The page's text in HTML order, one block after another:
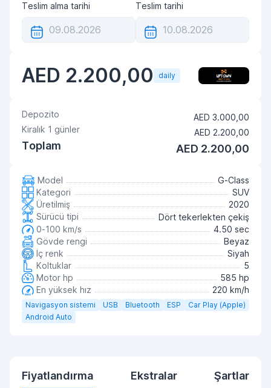
Teslim alma tarihi Teslim tarihi
AED 2.200,00 daily
Depozito
AED 3.000,00
Kiralık 1 günler AED 2.200,00
Toplam AED 2.200,00
Model
G-Class
Kategori
SUV
Üretilmiş
2020
Sürücü tipi
Dört tekerlekten çekiş
0-100 km/s
4.50 sec
Gövde rengi
Beyaz
İç renk
Siyah
Koltuklar
5
Motor hp
585 hp
En yüksek hız
220 km/h
Navigasyon sistemi USB Bluetooth ESP
Car Play (Apple)
Android Auto
Fiyatlandırma Ekstralar Şartlar